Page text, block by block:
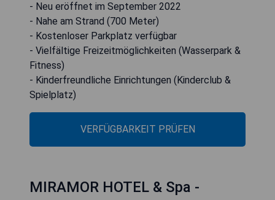
- Neu eröffnet im September 2022
- Nahe am Strand (700 Meter)
- Kostenloser Parkplatz verfügbar
- Vielfältige Freizeitmöglichkeiten (Wasserpark &
Fitness)
- Kinderfreundliche Einrichtungen (Kinderclub &
Spielplatz)
VERFÜGBARKEIT PRÜFEN
MIRAMOR HOTEL & Spa -